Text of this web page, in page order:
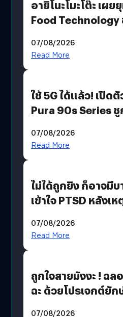
อายิโนะโมะโต๊ะ เผ
Food Technology
บริโภคและ B2B
07/08/2026
Read More
ใช้ 5G ได้แล้ว! เปิด
Pura 90s Series
07/08/2026
Read More
ไม่ได้ถูกยิง ก็อาจมี
เข้าใจ PTSD หลังเห
07/08/2026
Read More
ถูกใจสายมังงะ ! ฉล
ฉะ ด้วยโปรเจกต์ยัก
07/08/2026